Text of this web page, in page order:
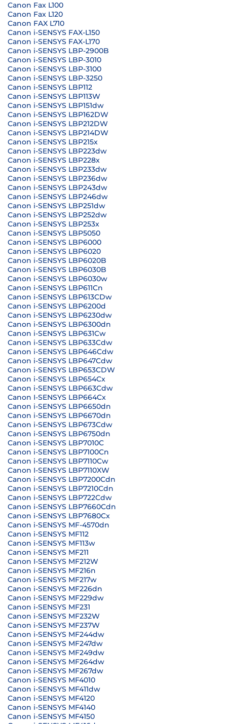
Canon Fax L100
Canon Fax L120
Canon FAX L710
Canon i-SENSYS FAX-L150
Canon i-SENSYS FAX-L170
Canon i-SENSYS LBP-2900B
Canon i-SENSYS LBP-3010
Canon i-SENSYS LBP-3100
Canon i-SENSYS LBP-3250
Canon i-SENSYS LBP112
Canon i-SENSYS LBP113W
Canon i-SENSYS LBP151dw
Canon i-SENSYS LBP162DW
Canon i-SENSYS LBP212DW
Canon i-SENSYS LBP214DW
Canon i-SENSYS LBP215x
Canon i-SENSYS LBP223dw
Canon i-SENSYS LBP228x
Canon i-SENSYS LBP233dw
Canon i-SENSYS LBP236dw
Canon i-SENSYS LBP243dw
Canon i-SENSYS LBP246dw
Canon i-SENSYS LBP251dw
Canon i-SENSYS LBP252dw
Canon i-SENSYS LBP253x
Canon i-SENSYS LBP5050
Canon i-SENSYS LBP6000
Canon i-SENSYS LBP6020
Canon i-SENSYS LBP6020B
Canon i-SENSYS LBP6030B
Canon i-SENSYS LBP6030w
Canon i-SENSYS LBP611Cn
Canon i-SENSYS LBP613CDw
Canon i-SENSYS LBP6200d
Canon i-SENSYS LBP6230dw
Canon i-SENSYS LBP6300dn
Canon i-SENSYS LBP631Cw
Canon i-SENSYS LBP633Cdw
Canon i-SENSYS LBP646Cdw
Canon i-SENSYS LBP647Cdw
Canon i-SENSYS LBP653CDW
Canon i-SENSYS LBP654Cx
Canon i-SENSYS LBP663Cdw
Canon I-SENSYS LBP664Cx
Canon i-SENSYS LBP6650dn
Canon i-SENSYS LBP6670dn
Canon i-SENSYS LBP673Cdw
Canon i-SENSYS LBP6750dn
Canon i-SENSYS LBP7010C
Canon i-SENSYS LBP7100Cn
Canon i-SENSYS LBP7110Cw
Canon I-SENSYS LBP7110XW
Canon i-SENSYS LBP7200Cdn
Canon i-SENSYS LBP7210Cdn
Canon i-SENSYS LBP722Cdw
Canon i-SENSYS LBP7660Cdn
Canon i-SENSYS LBP7680Cx
Canon i-SENSYS MF-4570dn
Canon i-SENSYS MF112
Canon i-SENSYS MF113w
Canon i-SENSYS MF211
Canon I-SENSYS MF212W
Canon i-SENSYS MF216n
Canon i-SENSYS MF217w
Canon i-SENSYS MF226dn
Canon i-SENSYS MF229dw
Canon i-SENSYS MF231
Canon i-SENSYS MF232W
Canon i-SENSYS MF237W
Canon i-SENSYS MF244dw
Canon i-SENSYS MF247dw
Canon i-SENSYS MF249dw
Canon i-SENSYS MF264dw
Canon i-SENSYS MF267dw
Canon i-SENSYS MF4010
Canon i-SENSYS MF411dw
Canon i-SENSYS MF4120
Canon i-SENSYS MF4140
Canon i-SENSYS MF4150